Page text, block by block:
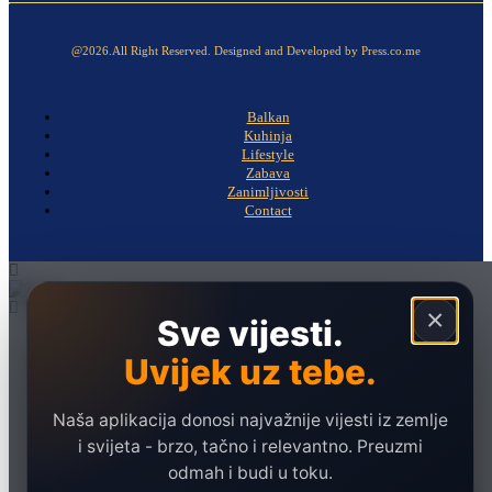
@2026.All Right Reserved. Designed and Developed by Press.co.me
Balkan
Kuhinja
Lifestyle
Zabava
Zanimljivosti
Contact
×
Sve vijesti.
Uvijek uz tebe.
Naša aplikacija donosi najvažnije vijesti iz zemlje
i svijeta - brzo, tačno i relevantno. Preuzmi
odmah i budi u toku.
Hronika